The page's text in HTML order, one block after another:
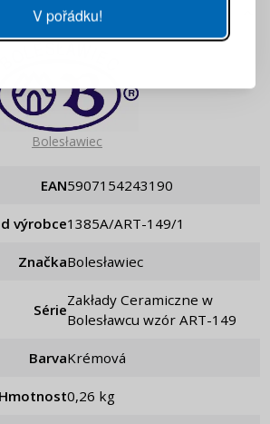
V pořádku!
Bolesławiec
EAN 5907154243190
výrobce 1385A/ART-149/1
Značka Bolesławiec
Série
Zakłady Ceramiczne w
Bolesławcu wzór ART-149
Barva Krémová
Hmotnost 0,26 kg
PŘIHLÁSIT SE
Připomenutí hesla